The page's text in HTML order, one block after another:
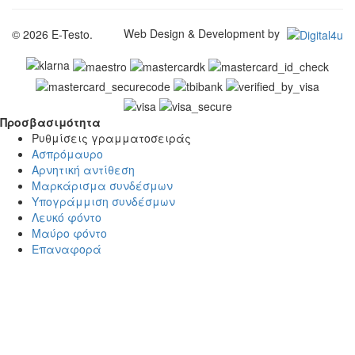
© 2026 E-Testo. Web Design & Development by
Προσβασιμότητα
Προσβασιμότητα
Ρυθμίσεις γραμματοσειράς
Ασπρόμαυρο
Αρνητική αντίθεση
Μαρκάρισμα συνδέσμων
Υπογράμμιση συνδέσμων
Λευκό φόντο
Μαύρο φόντο
Επαναφορά